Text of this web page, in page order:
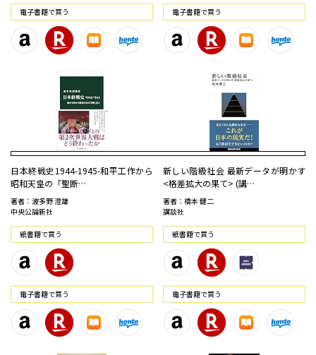
電⼦書籍で買う 電⼦書籍で買う
日本終戦史1944-1945-和平工作から
昭和天皇の「聖断…
著者：波多野 澄雄
中央公論新社
紙書籍で買う
電⼦書籍で買う
新しい階級社会 最新データが明かす
<格差拡大の果て> (講…
著者：橋本 健二
講談社
紙書籍で買う
電⼦書籍で買う